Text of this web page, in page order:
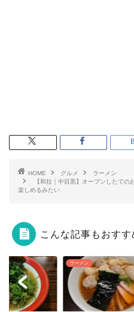
HOME グルメ
ラーメン
【和拉｜中目黒】オープンしたて
楽しめるみたい
こんな記事もおすす
ラーメン